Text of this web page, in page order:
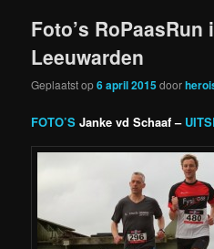
Foto’s RoPaasRun
Leeuwarden
Geplaatst op6 april 2015door
FOTO’S Janke vd Schaaf –